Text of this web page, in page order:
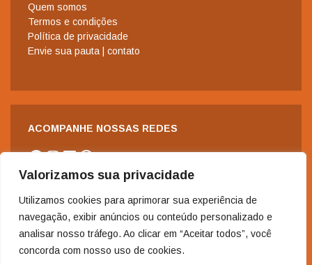
Valorizamos sua privacidade
Utilizamos cookies para aprimorar sua experiência de
navegação, exibir anúncios ou conteúdo personalizado e
analisar nosso tráfego. Ao clicar em “Aceitar todos”, você
concorda com nosso uso de cookies.
Quem somos
Termos e condições
Política de privacidade
Envie sua pauta | contato
ACOMPANHE NOSSAS REDES
Facebook
Instagram
LinkedIn
WhatsApp